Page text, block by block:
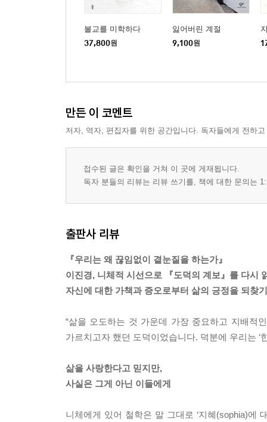
불교를 미학하다
37,800원
잃어버린 계절
9,100원
만든 이 코멘트
저자, 역자, 편집자를 위한 공간입니다. 독자들에게 전하
접수된 글은 확인을 거쳐 이 곳에 게재됩니다.
독자 분들의 리뷰는 리뷰 쓰기를, 책에 대한 문의는
출판사 리뷰
『우리는 왜 끊임없이 곁눈질을 하는가』
이진경, 니체적 시선으로 『도덕의 계보』를 다시
자신에 대한 가책과 증오로부터 삶의 긍정을 되찾
“삶을 오도하는 것 가운데 가장 중요하고 지배적
가르치고자 했던 도덕이었습니다. 덕분에 우리는 ‘
삶을 사랑한다고 믿지만,
사실은 그게 아닌 이들에게
니체에게 있어 철학은 말 그대로 ‘지혜(sophia)에